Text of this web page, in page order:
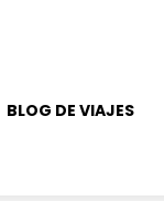
BLOG DE VIAJES